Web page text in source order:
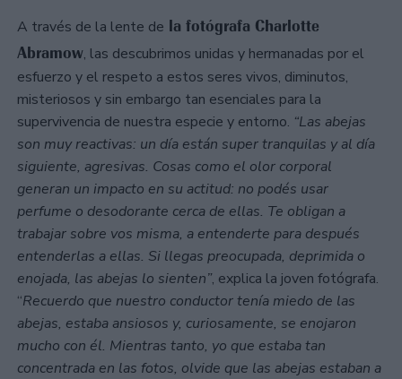
A través de la lente de la fotógrafa Charlotte
Abramow, las descubrimos unidas y hermanadas por el
esfuerzo y el respeto a estos seres vivos, diminutos,
misteriosos y sin embargo tan esenciales para la
supervivencia de nuestra especie y entorno. “Las abejas
son muy reactivas: un día están super tranquilas y al día
siguiente, agresivas. Cosas como el olor corporal
generan un impacto en su actitud: no podés usar
perfume o desodorante cerca de ellas. Te obligan a
trabajar sobre vos misma, a entenderte para después
entenderlas a ellas. Si llegas preocupada, deprimida o
enojada, las abejas lo sienten”, explica la joven fotógrafa.
“Recuerdo que nuestro conductor tenía miedo de las
abejas, estaba ansiosos y, curiosamente, se enojaron
mucho con él. Mientras tanto, yo que estaba tan
concentrada en las fotos, olvide que las abejas estaban a